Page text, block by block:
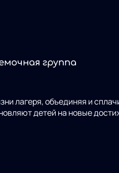
группа
лагеря, объединяя и
детей на новые